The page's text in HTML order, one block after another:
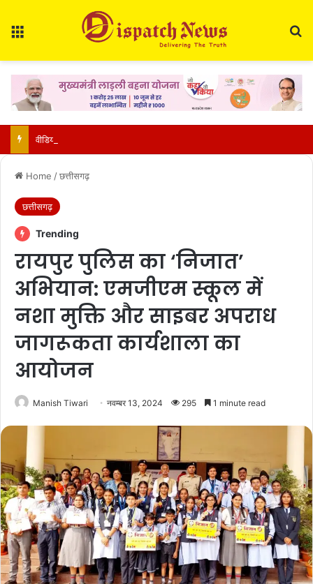
Home /छत्तीसगढ़
छत्तीसगढ़
Trending
रायपुर पुलिस का ‘निजात’
अभियान: एमजीएम स्कूल में
नशा मुक्ति और साइबर अपराध
जागरूकता कार्यशाला का
आयोजन
Manish Tiwari नवम्बर 13, 2024 295 1 minute read